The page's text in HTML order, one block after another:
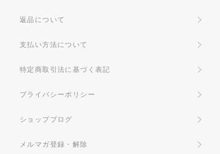
返品について
支払い方法について
特定商取引法に基づく表記
プライバシーポリシー
ショップブログ
メルマガ登録・解除